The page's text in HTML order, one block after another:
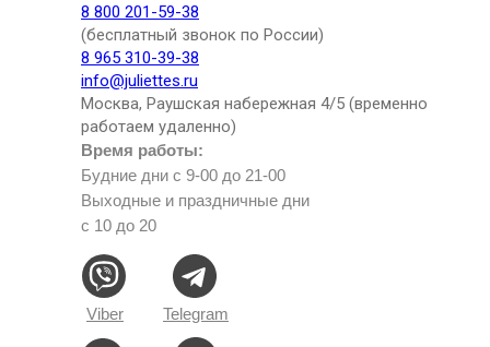
Время работы:
Будние дни с 9-00 до 21-00
Выходные и праздничные дни
с 10 до 20
Telegram
Viber
8 800 201-59-38
(бесплатный звонок по России)
8 965 310-39-38
info@juliettes.ru
Москва, Раушская набережная 4/5 (временно
работаем удаленно)